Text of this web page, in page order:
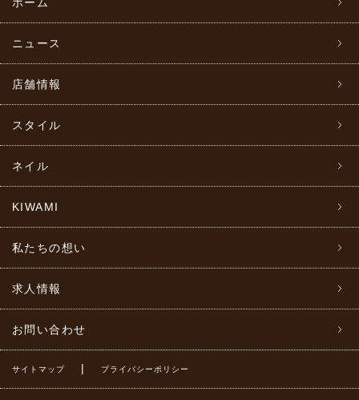
ニュース
店舗情報
スタイル
ネイル
KIWAMI
私たちの想い
求人情報
お問い合わせ
サイトマップ | プライバシーポリシー